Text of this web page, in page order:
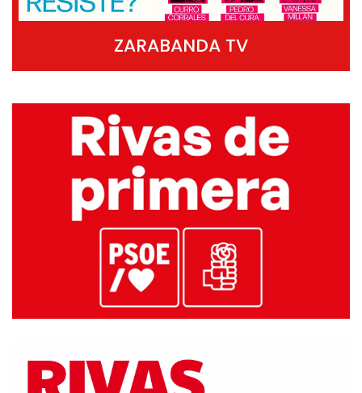
ZARABANDA TV